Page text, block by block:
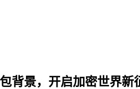
背景，开启加密世界新